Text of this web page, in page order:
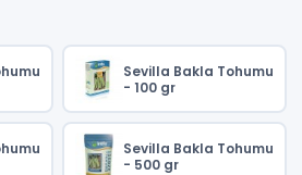
Sevilla Bakla Tohumu
- 100 gr
Sevilla Bakla Tohumu
- 500 gr